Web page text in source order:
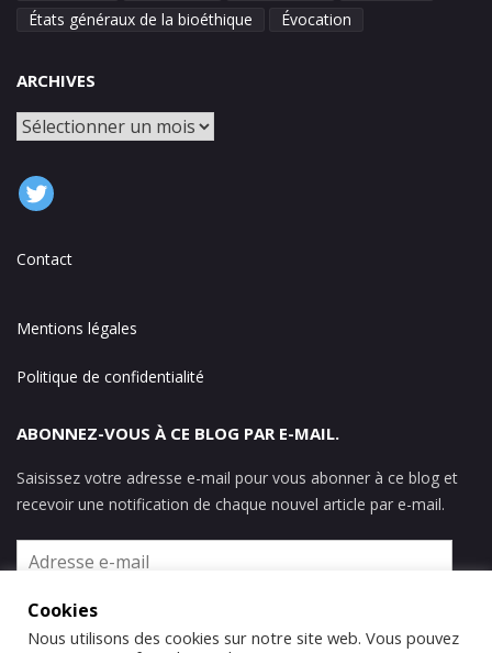
États généraux de la bioéthique
Évocation
ARCHIVES
Archives
Contact
Mentions légales
Politique de confidentialité
ABONNEZ-VOUS À CE BLOG PAR E-MAIL.
Saisissez votre adresse e-mail pour vous abonner à ce blog et
recevoir une notification de chaque nouvel article par e-mail.
Adresse
e-
mail
ABONNEZ-VOUS
Cookies
Nous utilisons des cookies sur notre site web. Vous pouvez